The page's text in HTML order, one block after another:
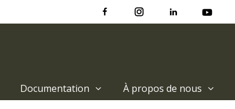
Documentation À propos de nous